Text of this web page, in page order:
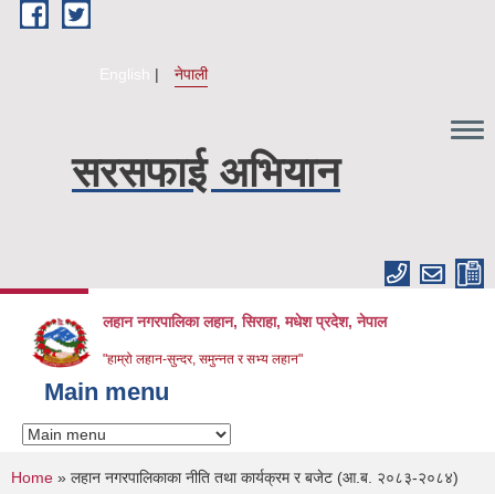
Skip to main content
English नेपाली
सरसफाई अभियान
लहान नगरपालिका लहान, सिराहा, मधेश प्रदेश, नेपाल
"हाम्रो लहान-सुन्दर, समुन्नत र सभ्य लहान"
Main menu
You are here
Home » लहान नगरपालिकाका नीति तथा कार्यक्रम र बजेट (आ.ब. २०८३-२०८४)